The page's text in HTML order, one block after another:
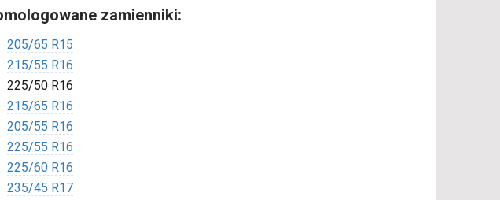
zamienniki:
205/65 R15
215/55 R16
225/50 R16
215/65 R16
205/55 R16
225/55 R16
225/60 R16
235/45 R17